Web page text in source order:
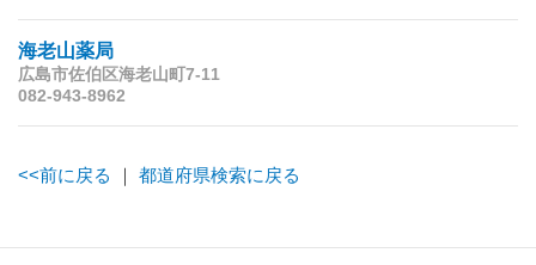
海老山薬局
広島市佐伯区海老山町7-11
082-943-8962
<<前に戻る ｜ 都道府県検索に戻る